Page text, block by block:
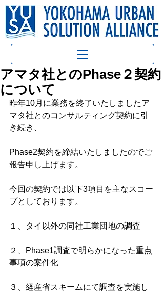
アマタ社とのPhase２契約
について
昨年10月に業務を終了いたしましたア
マタ社とのコンサルティング契約に引
き続き、
Phase2契約を締結いたしましたのでご
報告申し上げます。
今回の契約では以下3項目を主なスコー
プとしております。
１、タイ以外の同社工業団地の調査
２、Phase1調査で明らかになった重点
事項の案件化
３、経産省スキームにて調査を実施し